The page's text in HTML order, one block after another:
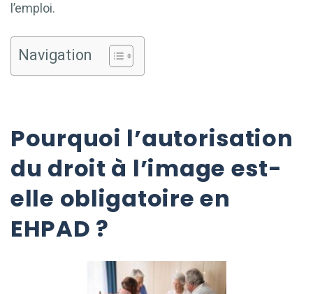
l’emploi.
Navigation
Pourquoi l’autorisation
du droit à l’image est-
elle obligatoire en
EHPAD ?